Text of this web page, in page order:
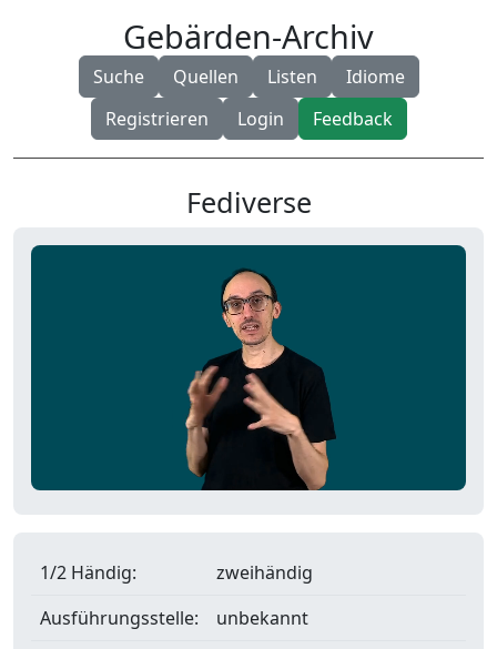
Gebärden-Archiv
Suche Quellen Listen
Idiome
Registrieren
Login Feedback
Fediverse
1/2 Händig:
zweihändig
Ausführungsstelle:
unbekannt